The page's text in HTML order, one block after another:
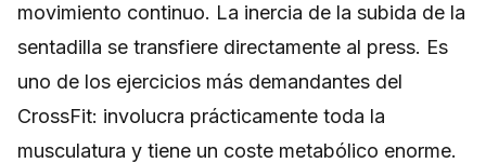
movimiento continuo. La inercia de la subida de la
sentadilla se transfiere directamente al press. Es
uno de los ejercicios más demandantes del
CrossFit: involucra prácticamente toda la
musculatura y tiene un coste metabólico enorme.